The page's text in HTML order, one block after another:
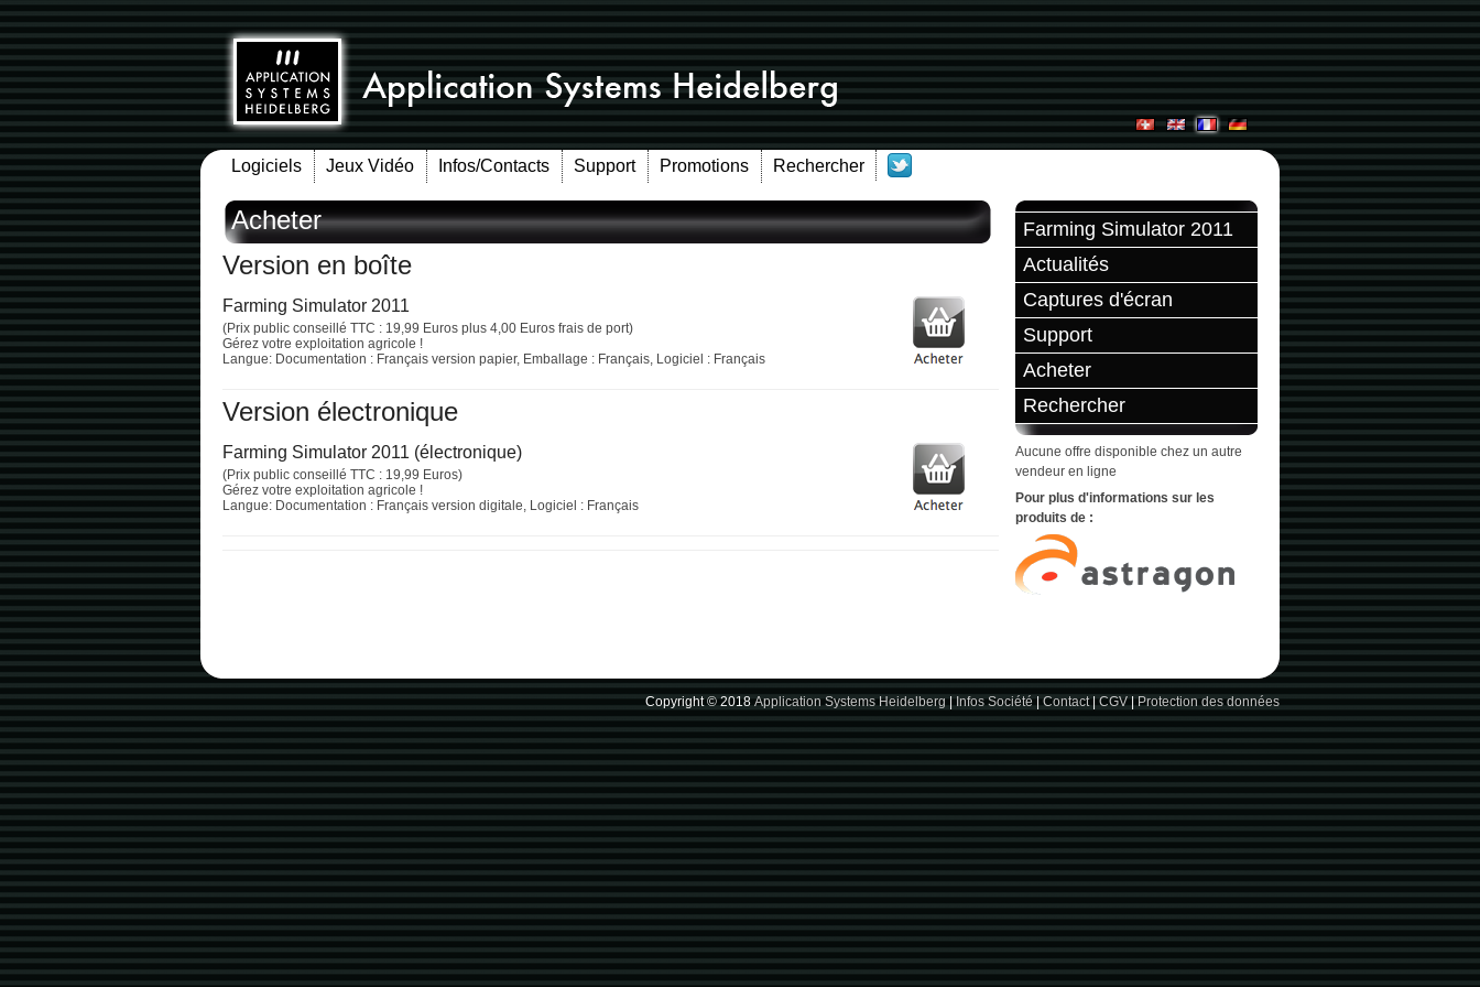
Logiciels Jeux Vidéo Infos/Contacts Support Promotions Rechercher
Farming Simulator 2011
Actualités
Captures d'écran
Support
Acheter
Rechercher
Aucune offre disponible chez un autre
vendeur en ligne
Pour plus d'informations sur les
produits de :
Acheter
Version en boîte
Farming Simulator 2011
(Prix public conseillé TTC : 19,99 Euros plus 4,00 Euros frais de port)
Gérez votre exploitation agricole !
Langue: Documentation : Français version papier, Emballage : Français, Logiciel : Français
Version électronique
Farming Simulator 2011 (électronique)
(Prix public conseillé TTC : 19,99 Euros)
Gérez votre exploitation agricole !
Langue: Documentation : Français version digitale, Logiciel : Français
Copyright © 2018Application Systems Heidelberg|Infos Société|Contact|CGV|Protection des données